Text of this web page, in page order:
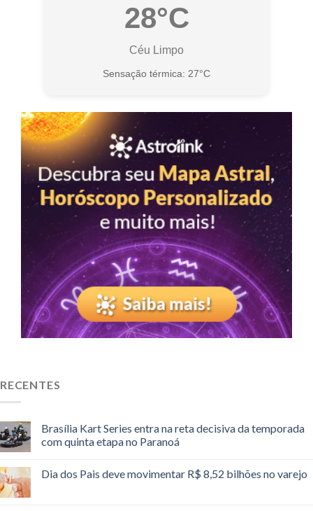
28°C
Céu Limpo
Sensação térmica: 27°C
RECENTES
Brasília Kart Series entra na reta decisiva da temporada
com quinta etapa no Paranoá
Dia dos Pais deve movimentar R$ 8,52 bilhões no varejo